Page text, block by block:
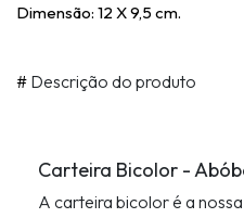
Dimensão: 12 X 9,5 cm.
# Descrição do produto
Carteira Bicolor -
A carteira bicolor é a